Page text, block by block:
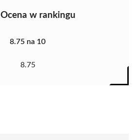
Ocena w rankingu
8.75 na 10
8.75